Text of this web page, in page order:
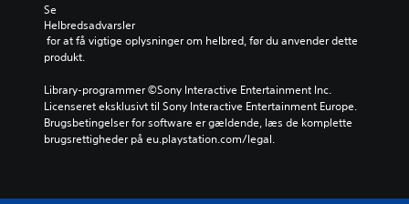
Se
Helbredsadvarsler
produkt.
Library-programmer ©Sony Interactive Entertainment Inc.
Licenseret eksklusivt til Sony Interactive Entertainment Europe.
Brugsbetingelser for software er gældende, læs de komplette
brugsrettigheder på eu.playstation.com/legal.